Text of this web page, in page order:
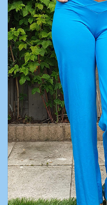
Tribal dance
Catsuits / Saidi & Hagalla
Kleider
Yoga Kleidung
Schmuck
Neu!